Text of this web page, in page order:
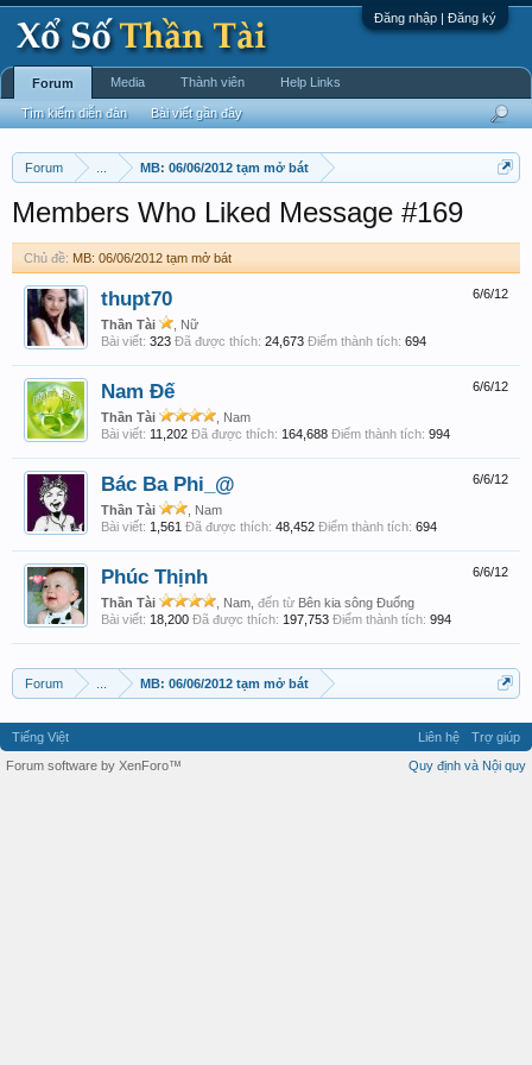
Đăng nhập | Đăng ký
Forum MB: 06/06/2012 tạm mở bát
Members Who Liked Message #169
Chủ đề: MB: 06/06/2012 tạm mở bát
6/6/12
thupt70
Thần Tài
, Nữ
Bài viết: 323 Đã được thích: 24,673 Điểm thành tích: 694
6/6/12
Nam Đế
Thần Tài
, Nam
Bài viết: 11,202 Đã được thích: 164,688 Điểm thành tích: 994
6/6/12
Bác Ba Phi_@
Thần Tài
, Nam
Bài viết: 1,561 Đã được thích: 48,452 Điểm thành tích: 694
6/6/12
Phúc Thịnh
Thần Tài , Nam, đến từ Bên kia sông Đuống
Bài viết: 18,200 Đã được thích: 197,753 Điểm thành tích: 994
Forum MB: 06/06/2012 tạm mở bát
Forum
Tìm kiếm diễn đàn Bài viết gần đây
Media Thành viên Help Links
Tiếng Việt Liên hệ
Trợ giúp
Quy định và Nội quy
Forum software by XenForo™